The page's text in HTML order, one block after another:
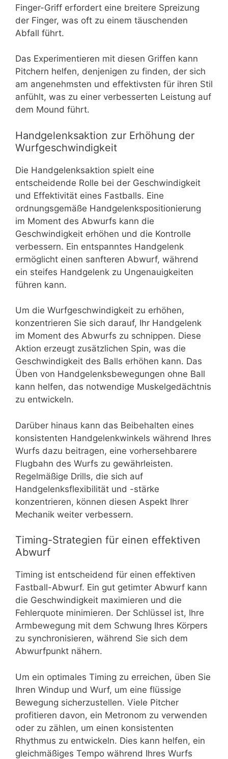
Finger-Griff erfordert eine breitere Spreizung
der Finger, was oft zu einem täuschenden
Abfall führt.
Das Experimentieren mit diesen Griffen kann
Pitchern helfen, denjenigen zu finden, der sich
am angenehmsten und effektivsten für ihren Stil
anfühlt, was zu einer verbesserten Leistung auf
dem Mound führt.
Handgelenksaktion zur Erhöhung der
Wurfgeschwindigkeit
Die Handgelenksaktion spielt eine
entscheidende Rolle bei der Geschwindigkeit
und Effektivität eines Fastballs. Eine
ordnungsgemäße Handgelenkspositionierung
im Moment des Abwurfs kann die
Geschwindigkeit erhöhen und die Kontrolle
verbessern. Ein entspanntes Handgelenk
ermöglicht einen sanfteren Abwurf, während
ein steifes Handgelenk zu Ungenauigkeiten
führen kann.
Um die Wurfgeschwindigkeit zu erhöhen,
konzentrieren Sie sich darauf, Ihr Handgelenk
im Moment des Abwurfs zu schnippen. Diese
Aktion erzeugt zusätzlichen Spin, was die
Geschwindigkeit des Balls erhöhen kann. Das
Üben von Handgelenksbewegungen ohne Ball
kann helfen, das notwendige Muskelgedächtnis
zu entwickeln.
Darüber hinaus kann das Beibehalten eines
konsistenten Handgelenkwinkels während Ihres
Wurfs dazu beitragen, eine vorhersehbarere
Flugbahn des Wurfs zu gewährleisten.
Regelmäßige Drills, die sich auf
Handgelenksflexibilität und -stärke
konzentrieren, können diesen Aspekt Ihrer
Mechanik weiter verbessern.
Timing-Strategien für einen effektiven
Abwurf
Timing ist entscheidend für einen effektiven
Fastball-Abwurf. Ein gut getimter Abwurf kann
die Geschwindigkeit maximieren und die
Fehlerquote minimieren. Der Schlüssel ist, Ihre
Armbewegung mit dem Schwung Ihres Körpers
zu synchronisieren, während Sie sich dem
Abwurfpunkt nähern.
Um ein optimales Timing zu erreichen, üben Sie
Ihren Windup und Wurf, um eine flüssige
Bewegung sicherzustellen. Viele Pitcher
profitieren davon, ein Metronom zu verwenden
oder zu zählen, um einen konsistenten
Rhythmus zu entwickeln. Dies kann helfen, ein
gleichmäßiges Tempo während Ihres Wurfs